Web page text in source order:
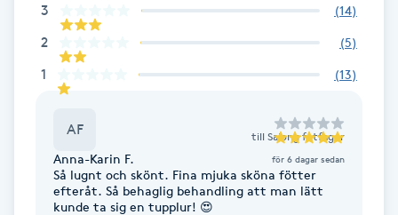
Coachning
Color correction
Damklippning
3 (14)
2 (5)
1 (13)
AF till Salong fotfager
Anna-Karin F. för 6 dagar sedan
Så lugnt och skönt. Fina mjuka sköna fötter
efteråt. Så behaglig behandling att man lätt
kunde ta sig en tupplur! 😍